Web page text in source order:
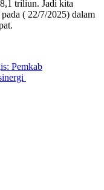
triliun. Jadi kita
( 22/7/2025) dalam
Pemkab